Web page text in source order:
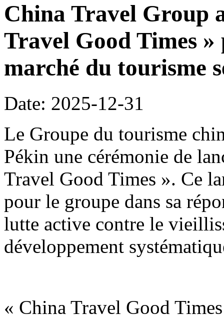
China Travel Group
Travel Good Times »
marché du tourisme
Date: 2025-12-31
Le Groupe du tourisme
Pékin une cérémonie de
Travel Good Times ». Ce
pour le groupe dans sa
lutte active contre le
développement
« China Travel Good